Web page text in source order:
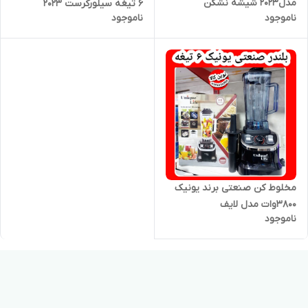
مدل2023 شیشه نشکن
ناموجود
6 تیغه سیلورکرست ۲۰۲۳
ناموجود
مخلوط کن صنعتی برند یونیک
۳۸۰۰وات مدل لایف
ناموجود